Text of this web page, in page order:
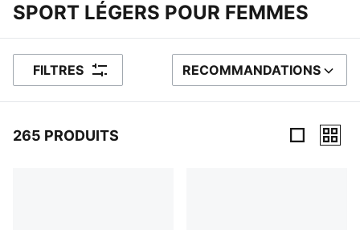
SPORT LÉGERS POUR FEMMES
FILTRES TRIER PAR
RECOMMANDATIONS
265 PRODUITS